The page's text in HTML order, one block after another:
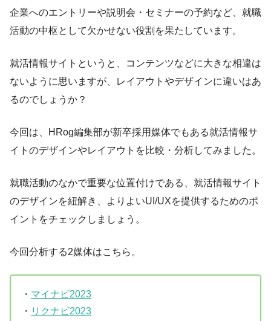
企業へのエントリーや説明会・セミナーの予約など、就職
活動の中枢として欠かせない役割を果たしています。
就活情報サイトというと、コンテンツなどに大きな相違は
ないように思いますが、レイアウトやデザインに違いはあ
るのでしょうか？
今回は、HRog編集部が新卒採用媒体でもある就活情報サ
イトのデザインやレイアウトを比較・分析してみました。
就職活動のなかで重要な位置付けである、就活情報サイト
のデザインを紐解き、よりよいUI/UXを提供するためのポ
イントをチェックしましょう。
今回分析する2媒体はこちら。
・ マイナビ2023
・ リクナビ2023